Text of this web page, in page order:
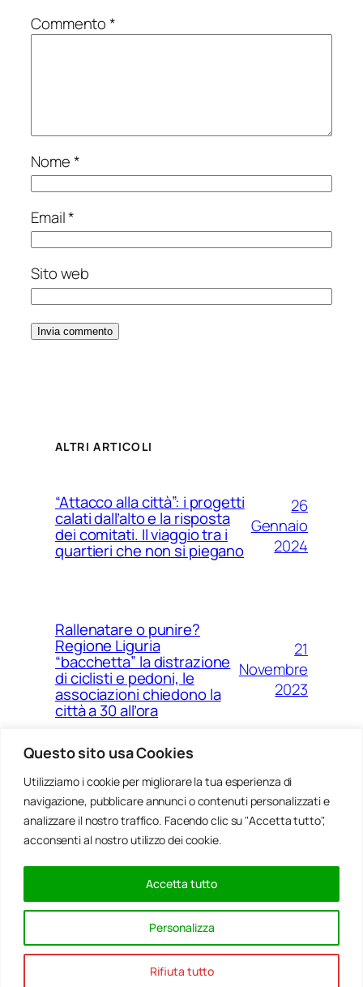
Questo sito usa Cookies
Utilizziamo i cookie per migliorare la tua esperienza di
navigazione, pubblicare annunci o contenuti personalizzati e
analizzare il nostro traffico. Facendo clic su "Accetta tutto",
acconsenti al nostro utilizzo dei cookie.
Personalizza
Rifiuta tutto
Accetta tutto
Commento*
Nome*
Email*
Sito web
ALTRI ARTICOLI
“Attacco alla città”: i progetti
calati dall’alto e la risposta
dei comitati. Il viaggio tra i
quartieri che non si piegano
26
Gennaio
2024
Rallenatare o punire?
Regione Liguria
“bacchetta” la distrazione
di ciclisti e pedoni, le
associazioni chiedono la
città a 30 all’ora
21
Novembre
2023
Ponte Morandi e quell’anno
zero che non è mai arrivato a
Genova
Agosto
2023
Rinnovabili, al passo della
Bocchetta un parco eolico
con 5 pale da 150 metri
Gennaio